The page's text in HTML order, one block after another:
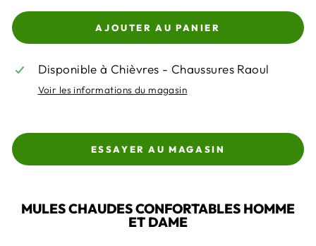
AJOUTER AU PANIER
Disponible à Chièvres - Chaussures Raoul
Voir les informations du magasin
ESSAYER AU MAGASIN
MULES CHAUDES CONFORTABLES HOMME
ET DAME